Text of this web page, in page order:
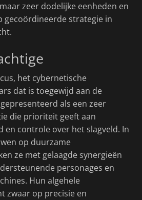
zeer dodelijke eenheden en
gecoördineerde strategie in
het cybernetische
dat is toegewijd aan de
als een zeer
die prioriteit geeft aan
en controle over het slagveld. In
op duurzame
ze met gelaagde synergieën
personages en
Hun algehele
zwaar op precisie en